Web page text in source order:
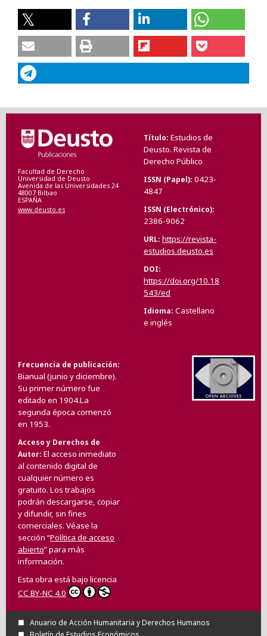
Facultad de Derecho
Universidad de Deusto
Avenida de las Universidades 24
48007 Bilbao
ESPAÑA
www.deusto.es
Título Estudios de
Deusto. Revista de
Derecho Público
ISSN (Papel) 0423-
4847
ISSN (Electrónico)
2386-9062
URL https://revista-
estudios.deusto.es
DOI
https://doi.org/10.18
543/ed
Idioma Castellano
e inglés
Frecuencia de publicación
Bianual (junio y diciembre).
Su primer número fue
editado en 1904.La
segunda época comenzó
en 1953.
Acceso y Derechos de
Autor El acceso inmediato
al contenido digital de
cualquier número es
gratuito. Los trabajos
podrán descargarse, copiar
y difundir, sin fines
comerciales. Véase la
sección “Política de acceso
abierto” para más
información.
Esta obra está bajo licencia
CC BY-NC 4.0
Anuario de Acción Humanitaria y Derechos Humanos